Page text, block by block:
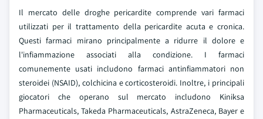
Il mercato delle droghe pericardite comprende vari farmaci
utilizzati per il trattamento della pericardite acuta e cronica.
Questi farmaci mirano principalmente a ridurre il dolore e
l'infiammazione associati alla condizione. I farmaci
comunemente usati includono farmaci antinfiammatori non
steroidei (NSAID), colchicina e corticosteroidi. Inoltre, i principali
giocatori che operano sul mercato includono Kiniksa
Pharmaceuticals, Takeda Pharmaceuticals, AstraZeneca, Bayer e